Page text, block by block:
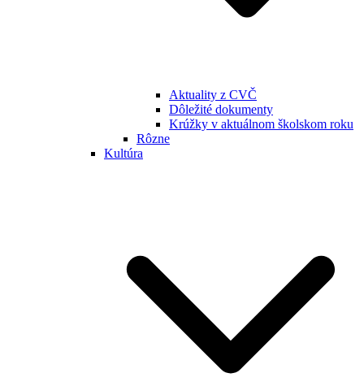
Aktuality z CVČ
Dôležité dokumenty
Krúžky v aktuálnom školskom roku
Rôzne
Kultúra